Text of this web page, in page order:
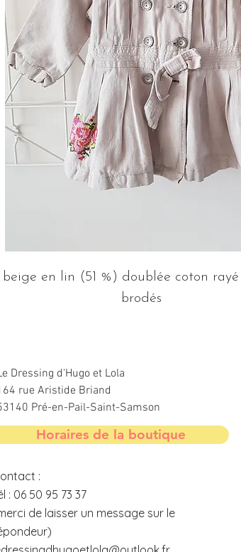
beige en lin (51 %) doublée coton
brodés
Dressing d'Hugo et Lola
rue Aristide Briand
Pré-en-Pail-Saint-Samson
Horaires de la boutique
:
: 06 50 95 73 37
de laisser un message sur le